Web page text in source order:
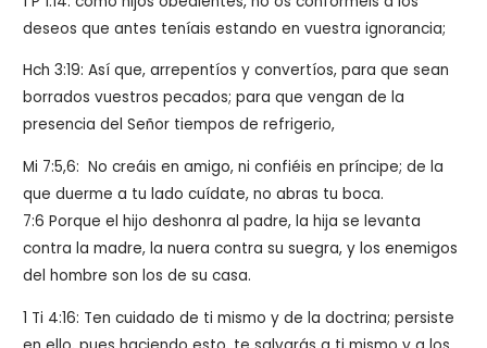
deseos que antes teníais estando en vuestra ignorancia;
Hch 3:19: Así que, arrepentíos y convertíos, para que sean
borrados vuestros pecados; para que vengan de la
presencia del Señor tiempos de refrigerio,
Mi 7:5,6: No creáis en amigo, ni confiéis en príncipe; de la
que duerme a tu lado cuídate, no abras tu boca.
7:6 Porque el hijo deshonra al padre, la hija se levanta
contra la madre, la nuera contra su suegra, y los enemigos
del hombre son los de su casa.
1 Ti 4:16: Ten cuidado de ti mismo y de la doctrina; persiste